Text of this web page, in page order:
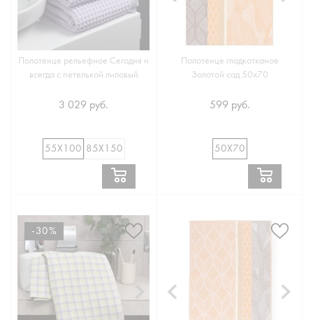
Полотенце рельефное Сегодня и
всегда с петелькой лиловый
3 029 руб.
55Х100 85Х150
Полотенце гладкотканое
Золотой сад 50х70
599 руб.
50Х70
-30%